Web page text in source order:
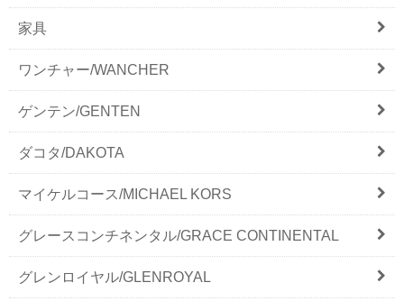
家具
ワンチャー/WANCHER
ゲンテン/GENTEN
ダコタ/DAKOTA
マイケルコース/MICHAEL KORS
グレースコンチネンタル/GRACE CONTINENTAL
グレンロイヤル/GLENROYAL